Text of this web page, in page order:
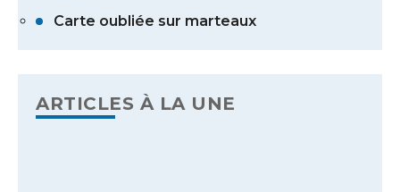
Carte oubliée sur marteaux
ARTICLES À LA UNE